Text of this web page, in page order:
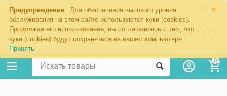
×
Предупреждение
Для обеспечения высокого уровня
обслуживания на этом сайте используются куки (cookies).
Продолжая его использование, вы соглашаетесь с тем, что
куки (cookies) будут сохраняться на вашем компьютере:
Принять
8 (800) 201-70-57
0